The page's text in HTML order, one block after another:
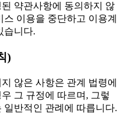
약관사항에 동의하지 않
스 이용을 중단하고 이용계
습니다.
)
않은 사항은 관계 법령에
그 규정에 따르며, 그렇
일반적인 관례에 따릅니다.